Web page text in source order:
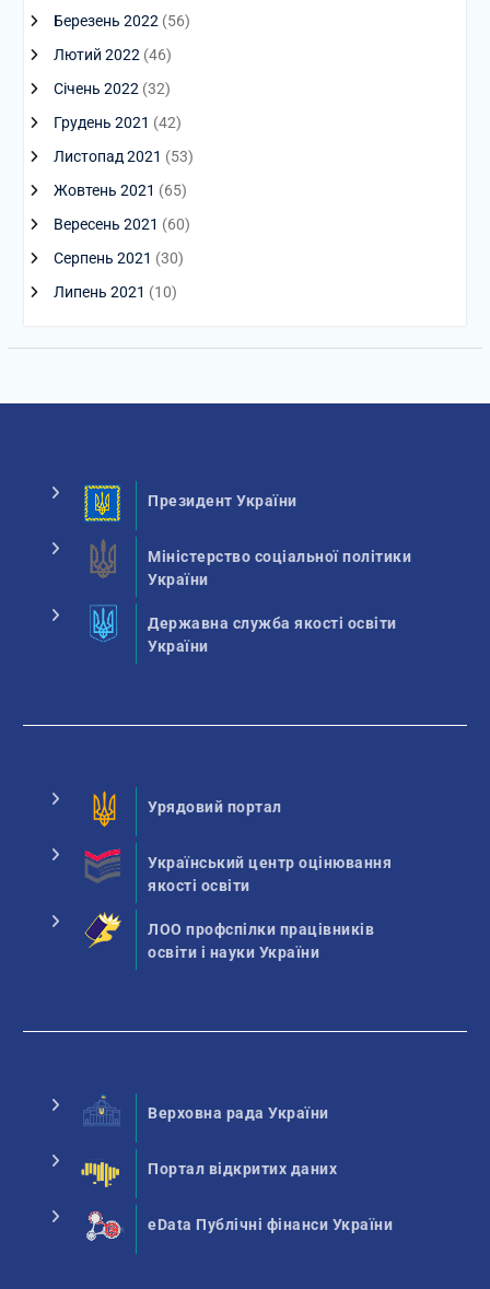
Березень 2022 (56)
Лютий 2022 (46)
Січень 2022 (32)
Грудень 2021 (42)
Листопад 2021 (53)
Жовтень 2021 (65)
Вересень 2021 (60)
Серпень 2021 (30)
Липень 2021 (10)
Президент України
Міністерство соціальної політики
України
Державна служба якості освіти
України
Урядовий портал
Український центр оцінювання
якості освіти
ЛОО профспілки працівників
освіти і науки України
Верховна рада України
Портал відкритих даних
eData Публічні фінанси України